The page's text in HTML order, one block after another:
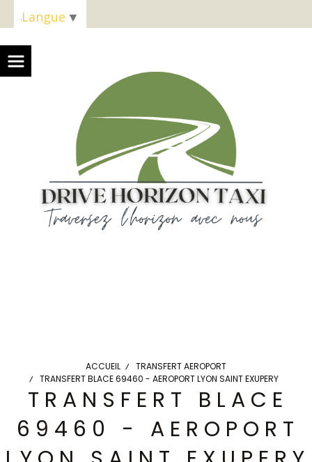
ACCUEIL
TRANSFERT AEROPORT
TRANSFERT BLACE 69460 - AEROPORT LYON SAINT EXUPERY
TRANSFERT BLACE
69460 - AEROPORT
Langue ▼